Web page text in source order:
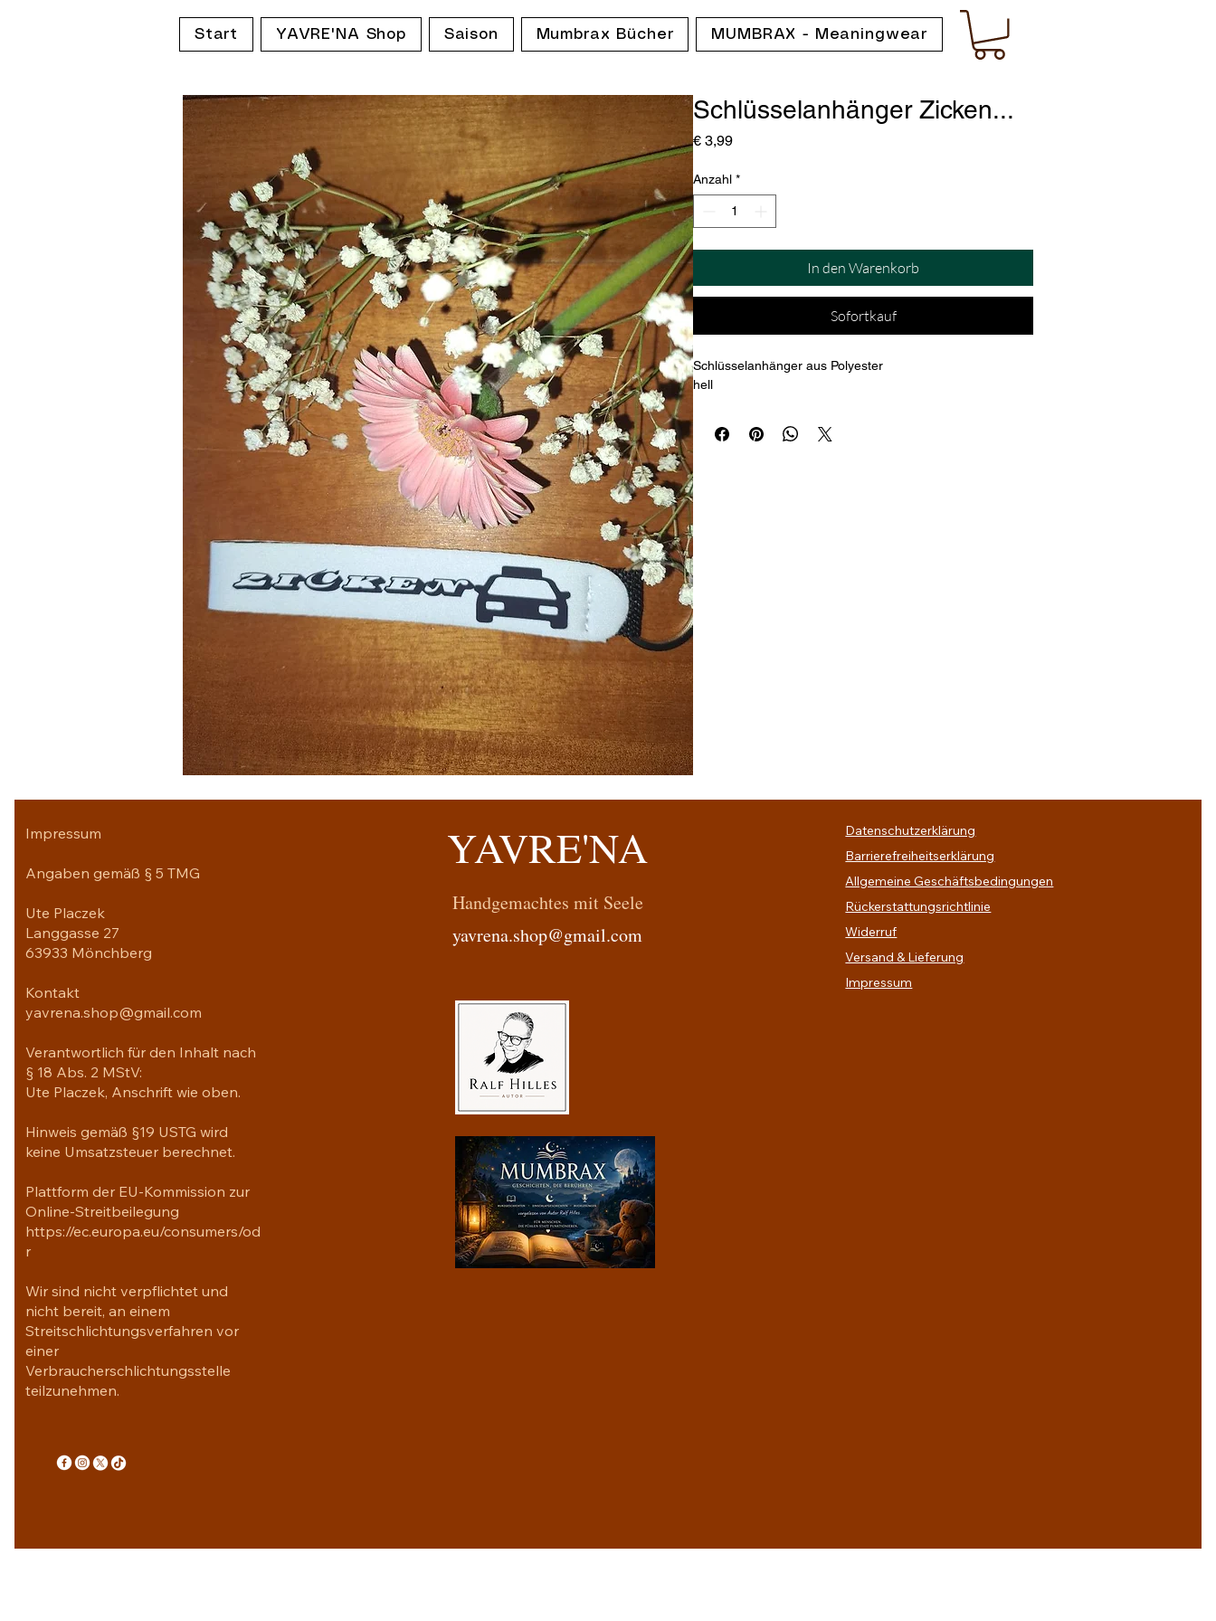
Start YAVRE'NA Shop Saison Mumbrax Bücher MUMBRAX - Meaningwear
Schlüsselanhänger Zicken...
€ 3,99Preis
Anzahl *
In den Warenkorb
Sofortkauf
Schlüsselanhänger aus Polyester
hell
Impressum
Angaben gemäß § 5 TMG
Ute Placzek
Langgasse 27
63933 Mönchberg
Kontakt
yavrena.shop@gmail.com
Verantwortlich für den Inhalt nach
§ 18 Abs. 2 MStV:
Ute Placzek, Anschrift wie oben.
Hinweis gemäß §19 USTG wird
keine Umsatzsteuer berechnet.
Plattform der EU-Kommission zur
Online-Streitbeilegung
https://ec.europa.eu/consumers/od
r
Wir sind nicht verpflichtet und
nicht bereit, an einem
Streitschlichtungsverfahren vor
einer
Verbraucherschlichtungsstelle
teilzunehmen.
YAVRE'NA
Handgemachtes mit Seele
yavrena.shop@gmail.com
Datenschutzerklärung
Barrierefreiheitserklärung
Allgemeine Geschäftsbedingungen
Rückerstattungsrichtlinie
Widerruf
Versand & Lieferung
Impressum